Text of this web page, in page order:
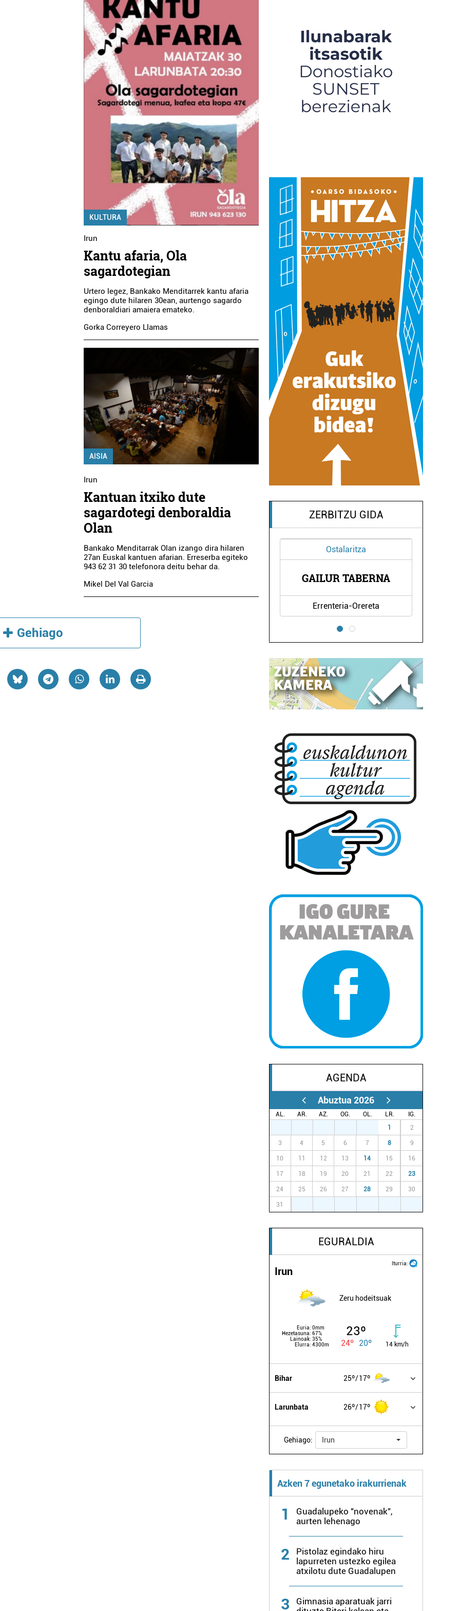
KULTURA
Irun
Kantu afaria, Ola
sagardotegian
Urtero legez, Bankako Menditarrek kantu afaria
egingo dute hilaren 30ean, aurtengo sagardo
denboraldiari amaiera emateko.
Gorka Correyero Llamas
AISIA
Irun
Kantuan itxiko dute
sagardotegi denboraldia
Olan
Bankako Menditarrak Olan izango dira hilaren
27an Euskal kantuen afarian. Erreserba egiteko
943 62 31 30 telefonora deitu behar da.
Mikel Del Val Garcia
Gehiago
ZERBITZU GIDA
KABALA MASKOTA
Ostalaritza Animali dendak
KABALA MASKOTA
DENDA
Errenteria-Orereta
AGENDA
Abuztua 2026
AL. AR. AZ. OG. OL. LR.
IG.
1 2
3 4 5 6 7 8 9
10 11 12 13 14 15 16
17 18 19 20 21 22 23
24 25 26 27 28 29 30
31
EGURALDIA
Iturria:
Irun
Zeru hodeitsuak
Euria: 0mm
Hezetasuna: 67%
Lainoak: 35%
Elurra: 4300m
23º
24º 20º 14 km/h
Bihar 25º 17º
Larunbata 26º 17º
Gehiago: Irun
Azken 7 egunetako irakurrienak
1
Guadalupeko "novenak",
aurten lehenago
2
Pistolaz egindako hiru
lapurreten ustezko egilea
atxilotu dute Guadalupen
3
Gimnasia aparatuak jarri